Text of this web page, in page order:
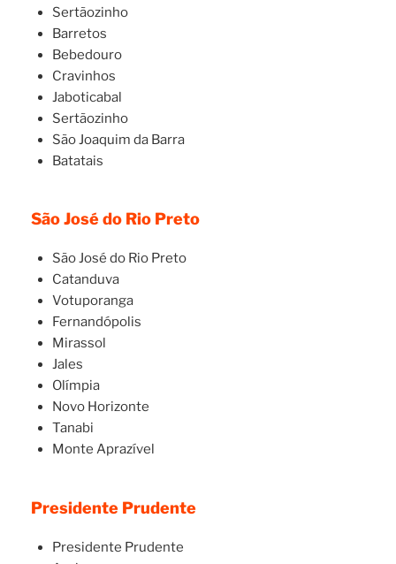
Sertãozinho
Barretos
Bebedouro
Cravinhos
Jaboticabal
Sertãozinho
São Joaquim da Barra
Batatais
São José do Rio Preto
São José do Rio Preto
Catanduva
Votuporanga
Fernandópolis
Mirassol
Jales
Olímpia
Novo Horizonte
Tanabi
Monte Aprazível
Presidente Prudente
Presidente Prudente